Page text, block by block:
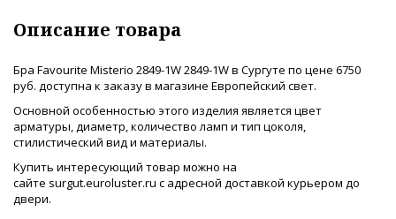
Описание товара
Бра Favourite Misterio 2849-1W 2849-1W в Сургуте по цене 6750
руб. доступна к заказу в магазине Европейский свет.
Основной особенностью этого изделия является цвет
арматуры, диаметр, количество ламп и тип цоколя,
стилистический вид и материалы.
Купить интересующий товар можно на
сайте surgut.euroluster.ru с адресной доставкой курьером до
двери.